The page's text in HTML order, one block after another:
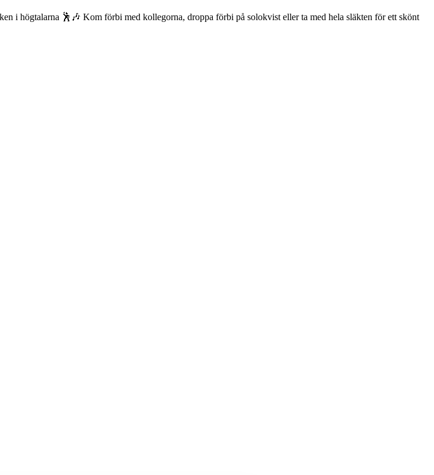
i högtalarna 🕺🎶 Kom förbi med kollegorna, droppa förbi på solokvist eller ta med hela släkten för ett skönt